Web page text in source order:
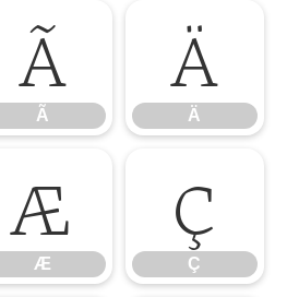
Ã
Ã
Ä
Ä
Æ
Æ
Ç
Ç